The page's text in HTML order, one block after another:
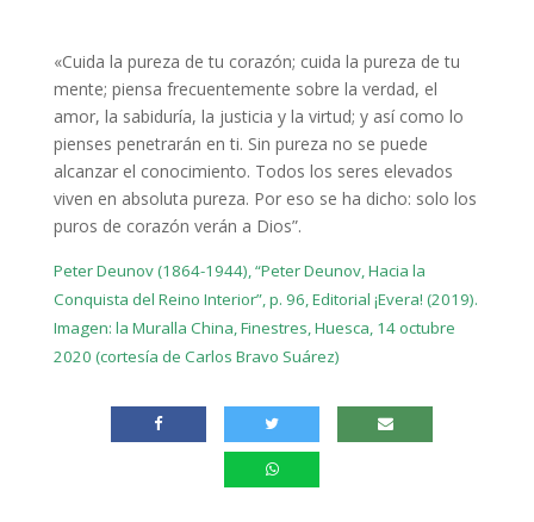
«Cuida la pureza de tu corazón; cuida la pureza de tu
mente; piensa frecuentemente sobre la verdad, el
amor, la sabiduría, la justicia y la virtud; y así como lo
pienses penetrarán en ti. Sin pureza no se puede
alcanzar el conocimiento. Todos los seres elevados
viven en absoluta pureza. Por eso se ha dicho: solo los
puros de corazón verán a Dios”.
Peter Deunov (1864-1944), “Peter Deunov, Hacia la
Conquista del Reino Interior”, p. 96, Editorial ¡Evera! (2019).
Imagen: la Muralla China, Finestres, Huesca, 14 octubre
2020 (cortesía de Carlos Bravo Suárez)